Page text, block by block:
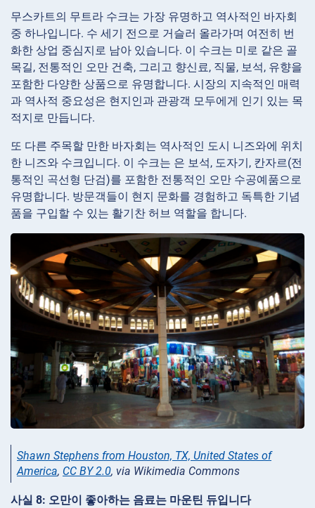
무스카트의 무트라 수크는 가장 유명하고 역사적인 바자회
중 하나입니다. 수 세기 전으로 거슬러 올라가며 여전히 번
화한 상업 중심지로 남아 있습니다. 이 수크는 미로 같은 골
목길, 전통적인 오만 건축, 그리고 향신료, 직물, 보석, 유향을
포함한 다양한 상품으로 유명합니다. 시장의 지속적인 매력
과 역사적 중요성은 현지인과 관광객 모두에게 인기 있는 목
적지로 만듭니다.
또 다른 주목할 만한 바자회는 역사적인 도시 니즈와에 위치
한 니즈와 수크입니다. 이 수크는 은 보석, 도자기, 칸자르(전
통적인 곡선형 단검)를 포함한 전통적인 오만 수공예품으로
유명합니다. 방문객들이 현지 문화를 경험하고 독특한 기념
품을 구입할 수 있는 활기찬 허브 역할을 합니다.
Shawn Stephens from Houston, TX, United States of
America, CC BY 2.0, via Wikimedia Commons
사실 8: 오만이 좋아하는 음료는 마운틴 듀입니다